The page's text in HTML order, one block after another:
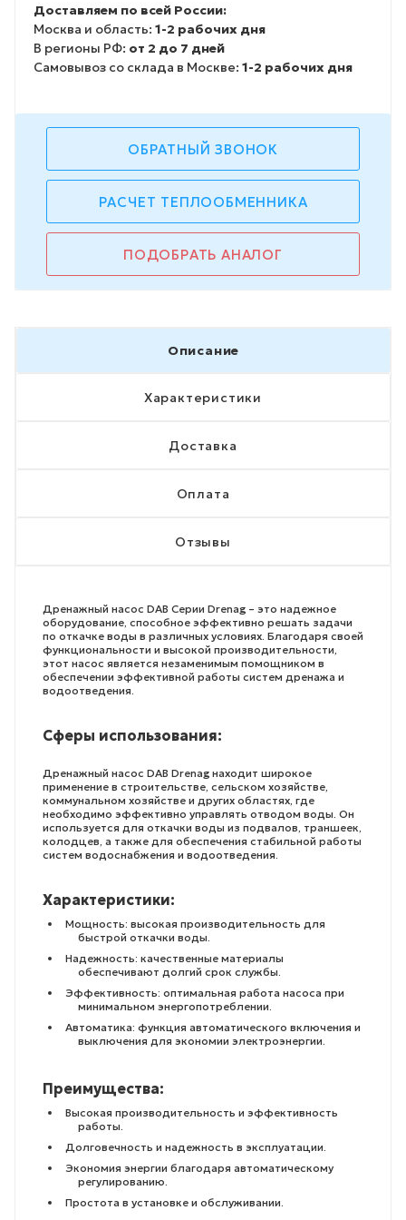
Доставляем по всей России:
Москва и область: 1-2 рабочих дня
В регионы РФ: от 2 до 7 дней
Самовывоз со склада в Москве: 1-2 рабочих дня
ОБРАТНЫЙ ЗВОНОК
РАСЧЕТ ТЕПЛООБМЕННИКА
ПОДОБРАТЬ АНАЛОГ
Описание
Характеристики
Доставка
Оплата
Отзывы
Дренажный насос DAB Серии Drenag – это надежное
оборудование, способное эффективно решать задачи
по откачке воды в различных условиях. Благодаря своей
функциональности и высокой производительности,
этот насос является незаменимым помощником в
обеспечении эффективной работы систем дренажа и
водоотведения.
Сферы использования:
Дренажный насос DAB Drenag находит широкое
применение в строительстве, сельском хозяйстве,
коммунальном хозяйстве и других областях, где
необходимо эффективно управлять отводом воды. Он
используется для откачки воды из подвалов, траншеек,
колодцев, а также для обеспечения стабильной работы
систем водоснабжения и водоотведения.
Характеристики:
Мощность: высокая производительность для
быстрой откачки воды.
Надежность: качественные материалы
обеспечивают долгий срок службы.
Эффективность: оптимальная работа насоса при
минимальном энергопотреблении.
Автоматика: функция автоматического включения и
выключения для экономии электроэнергии.
Преимущества:
Высокая производительность и эффективность
работы.
Долговечность и надежность в эксплуатации.
Экономия энергии благодаря автоматическому
регулированию.
Простота в установке и обслуживании.